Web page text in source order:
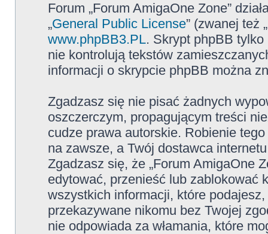
Forum „Forum AmigaOne Zone”
„General Public License” (zwanej też
www.phpBB3.PL. Skrypt phpBB tylko
nie kontrolują tekstów
informacji o skrypcie phpBB można
Zgadzasz się nie pisać żadnych
oszczerczym, propagującym treści
cudze prawa autorskie. Robienie
na zawsze, a Twój dostawca
Zgadzasz się, że „Forum AmigaOne
edytować, przenieść lub zablokować
wszystkich informacji, które
przekazywane nikomu bez Twojej
nie odpowiada za włamania, które